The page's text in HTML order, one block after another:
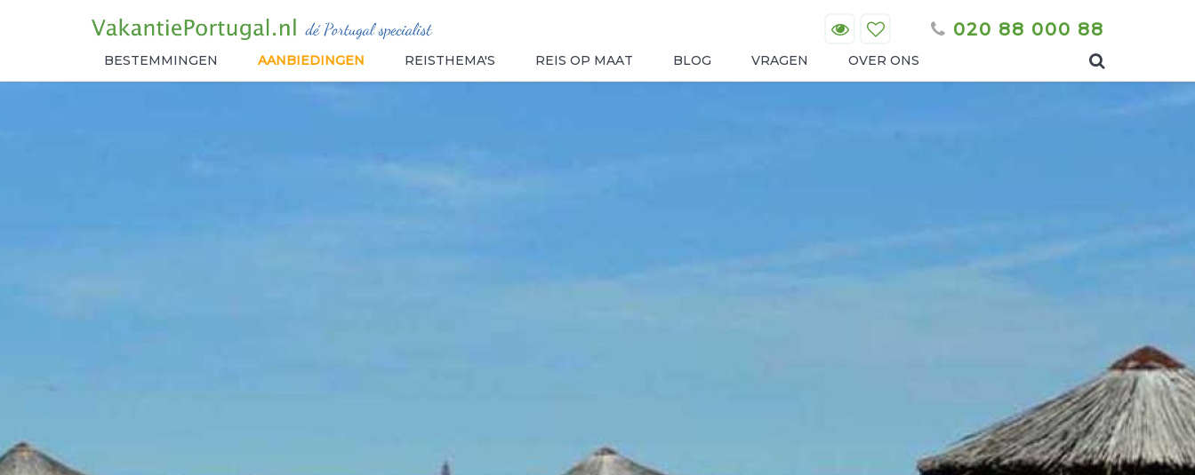
020 88 000 88
BESTEMMINGEN AANBIEDINGEN REISTHEMA'S REIS OP MAAT BLOG VRAGEN OVER ONS